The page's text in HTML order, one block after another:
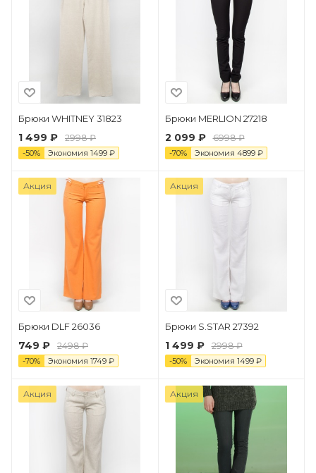
Брюки WHITNEY 31823
1 499 ₽ 2998 ₽
-50% Экономия 1499 ₽
Брюки MERLION 27218
2 099 ₽ 6998 ₽
-70% Экономия 4899₽
Акция
Брюки DLF 26036
749 ₽ 2498 ₽
-70% Экономия 1749 ₽
Акция
Брюки S.STAR 27392
1 499 ₽ 2998 ₽
-50% Экономия 1499₽
Акция Акция